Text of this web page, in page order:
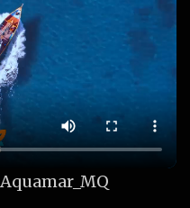
Aquamar_MQ